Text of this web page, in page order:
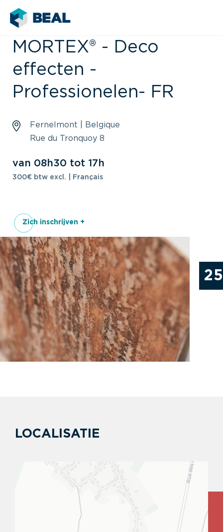
25
MORTEX® - Deco
effecten -
Professionelen- FR
Fernelmont | Belgique
Rue du Tronquoy 8
van 08h30 tot 17h
300€ btw excl. | Français
Zich inschrijven +
LOCALISATIE